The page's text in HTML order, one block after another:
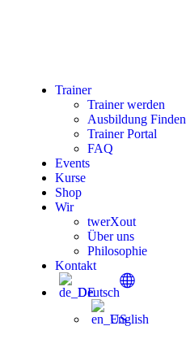
Trainer
Trainer werden
Ausbildung Finden
Trainer Portal
FAQ
Events
Kurse
Shop
Wir
twerXout
Über uns
Philosophie
Kontakt
Deutsch
English